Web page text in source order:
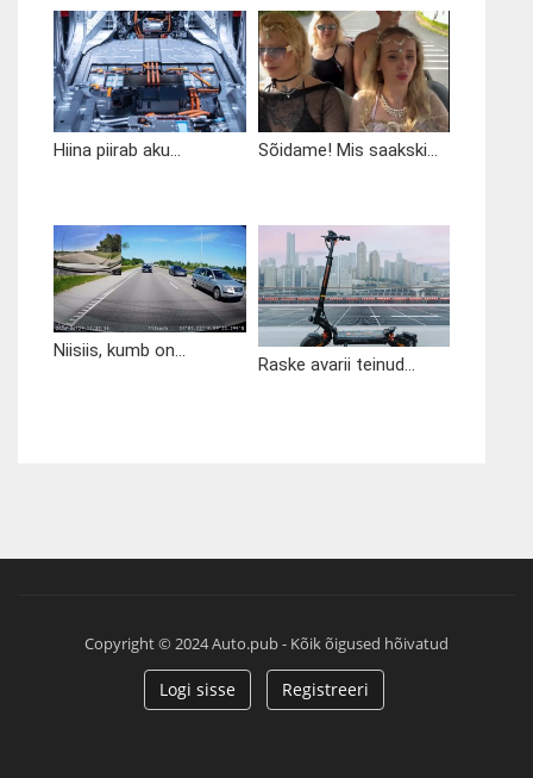
Hiina piirab aku... Sõidame! Mis saakski...
Niisiis, kumb on...
Raske avarii teinud...
Copyright © 2024 Auto.pub - Kõik õigused hõivatud
Logi sisse Registreeri